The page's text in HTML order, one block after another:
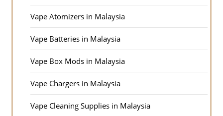
Vape Atomizers in Malaysia
Vape Batteries in Malaysia
Vape Box Mods in Malaysia
Vape Chargers in Malaysia
Vape Cleaning Supplies in Malaysia